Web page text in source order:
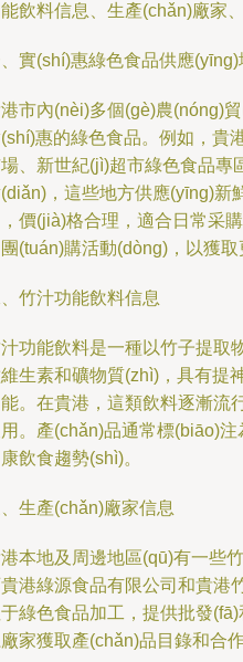
飲料信息、生產(chǎn)廠家
實(shí)惠綠色食品供應
市內(nèi)多個(gè)農(nóng)
惠的綠色食品。例如，貴
、新世紀(jì)超市綠色食品專
，這些地方供應(yīng)新
價(jià)格合理，適合日常采
(tuán)購活動(dòng)，以獲取
竹汁功能飲料信息
功能飲料是一種以竹子提取
生素和礦物質(zhì)，具有提
。在貴港，這類飲料逐漸流
。產(chǎn)品通常標(biāo)
飲食趨勢(shì)。
生產(chǎn)廠家信息
本地及周邊地區(qū)有一些
港綠源食品有限公司和貴港
綠色食品加工，提供批發
家獲取產(chǎn)品目錄和合